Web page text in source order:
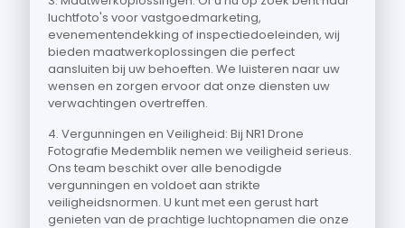
luchtfoto's voor vastgoedmarketing,
evenementendekking of inspectiedoeleinden, wij
bieden maatwerkoplossingen die perfect
aansluiten bij uw behoeften. We luisteren naar uw
wensen en zorgen ervoor dat onze diensten uw
verwachtingen overtreffen.
4. Vergunningen en Veiligheid: Bij NR1 Drone
Fotografie Medemblik nemen we veiligheid serieus.
Ons team beschikt over alle benodigde
vergunningen en voldoet aan strikte
veiligheidsnormen. U kunt met een gerust hart
genieten van de prachtige luchtopnamen die onze